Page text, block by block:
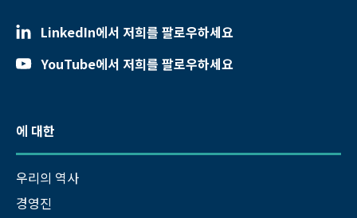
LinkedIn에서 저희를 팔로우하세요
YouTube에서 저희를 팔로우하세요
에 대한
우리의 역사
경영진